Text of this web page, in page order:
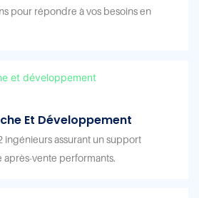
pour répondre à vos besoins en
Et Développement
ingénieurs assurant un support
vente performants.